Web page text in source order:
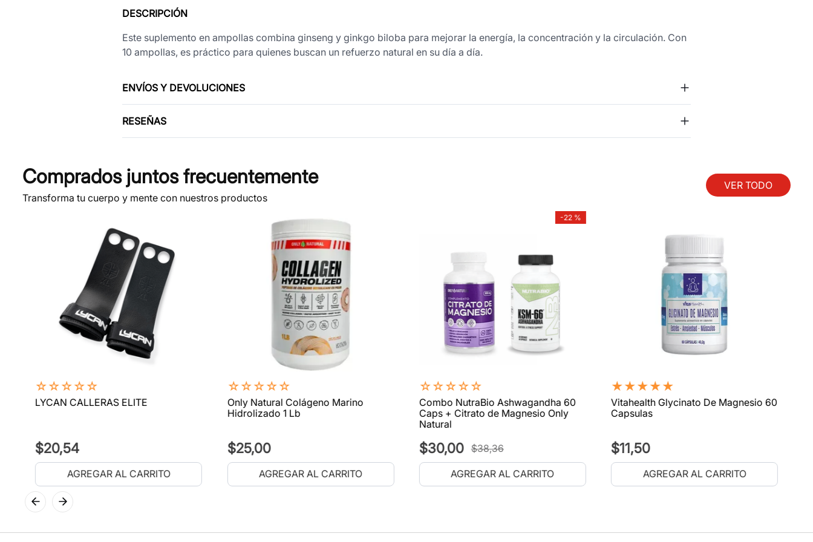
DESCRIPCIÓN
Este suplemento en ampollas combina ginseng y ginkgo biloba para mejorar la energía, la concentración y la circulación. Con
10 ampollas, es práctico para quienes buscan un refuerzo natural en su día a día.
ENVÍOS Y DEVOLUCIONES
RESEÑAS
Comprados juntos frecuentemente
Transforma tu cuerpo y mente con nuestros productos
VER TODO
☆☆☆☆☆
LYCAN CALLERAS ELITE
$20,54
AGREGAR AL CARRITO
☆☆☆☆☆
Only Natural Colágeno Marino
Hidrolizado 1 Lb
$25,00
AGREGAR AL CARRITO
-22 %
☆☆☆☆☆
Combo NutraBio Ashwagandha 60
Caps + Citrato de Magnesio Only
Natural
$30,00 $38,36
AGREGAR AL CARRITO
★★★★★
Vitahealth Glycinato De Magnesio 60
Capsulas
$11,50
AGREGAR AL CARRITO